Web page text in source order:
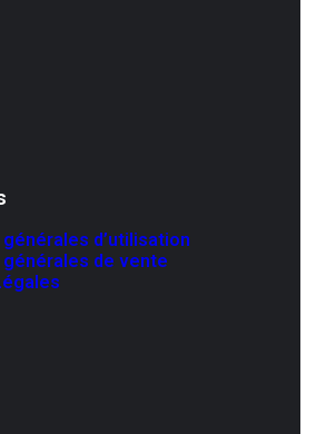
d’utilisation
de vente